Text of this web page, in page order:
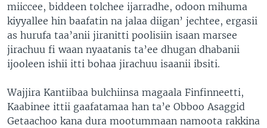
miiccee, biddeen tolchee ijarradhe, odoon mihuma
kiyyallee hin baafatin na jalaa diigan’ jechtee, ergasii
as hurufa taa’anii jiranitti poolisiin isaan marsee
jirachuu fi waan nyaatanis ta’ee dhugan dhabanii
ijooleen ishii itti bohaa jirachuu isaanii ibsiti.
Wajjira Kantiibaa bulchiinsa magaala Finfinneetti,
Kaabinee ittii gaafatamaa han ta’e Obboo Asaggid
Getaachoo kana dura mootummaan namoota rakkina